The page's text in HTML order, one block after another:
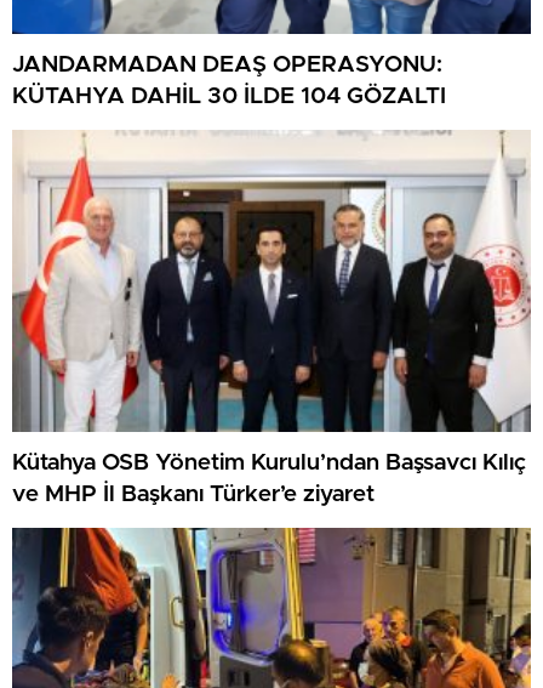
JANDARMADAN DEAŞ OPERASYONU:
KÜTAHYA DAHİL 30 İLDE 104 GÖZALTI
Kütahya OSB Yönetim Kurulu’ndan Başsavcı Kılıç
ve MHP İl Başkanı Türker’e ziyaret